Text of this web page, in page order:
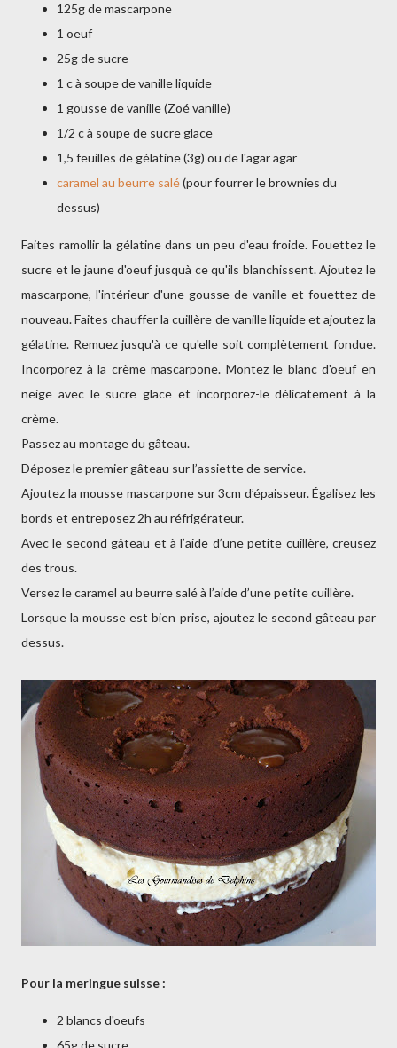
125g de mascarpone
1 oeuf
25g de sucre
1 c à soupe de vanille liquide
1 gousse de vanille (Zoé vanille)
1/2 c à soupe de sucre glace
1,5 feuilles de gélatine (3g) ou de l'agar agar
caramel au beurre salé(pour fourrer le brownies du
dessus)
Faites ramollir la gélatine dans un peu d'eau froide. Fouettez le
sucre et le jaune d'oeuf jusquà ce qu'ils blanchissent. Ajoutez le
mascarpone, l'intérieur d'une gousse de vanille et fouettez de
nouveau. Faites chauffer la cuillère de vanille liquide et ajoutez la
gélatine. Remuez jusqu'à ce qu'elle soit complètement fondue.
Incorporez à la crème mascarpone. Montez le blanc d'oeuf en
neige avec le sucre glace et incorporez-le délicatement à la
crème.
Passez au montage du gâteau.
Déposez le premier gâteau sur l’assiette de service.
Ajoutez la mousse mascarpone sur 3cm d’épaisseur. Égalisez les
bords et entreposez 2h au réfrigérateur.
Avec le second gâteau et à l’aide d’une petite cuillère, creusez
des trous.
Versez le caramel au beurre salé à l’aide d’une petite cuillère.
Lorsque la mousse est bien prise, ajoutez le second gâteau par
dessus.
Pour la meringue suisse :
2 blancs d'oeufs
65g de sucre